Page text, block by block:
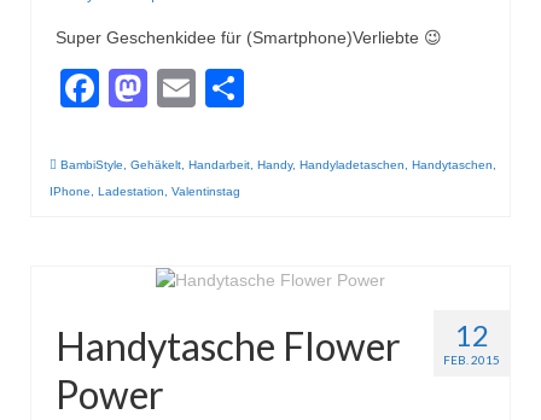
Super Geschenkidee für (Smartphone)Verliebte 😉
Facebook
Mastodon
Email
BambiStyle Gehäkelt Handarbeit Handy, Handyladetaschen Handytaschen
IPhone
Ladestation Valentinstag
12
FEB. 2015
Handytasche Flower
Power